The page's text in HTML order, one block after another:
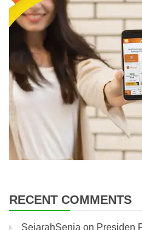
RECENT COMMENTS
SejarahSenja on Presiden